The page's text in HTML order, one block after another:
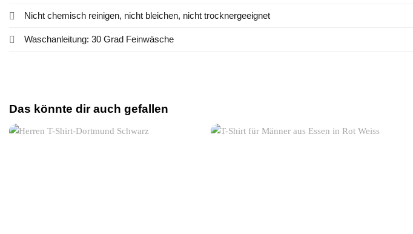
Nicht chemisch reinigen, nicht bleichen, nicht trocknergeeignet
Waschanleitung: 30 Grad Feinwäsche
Das könnte dir auch gefallen